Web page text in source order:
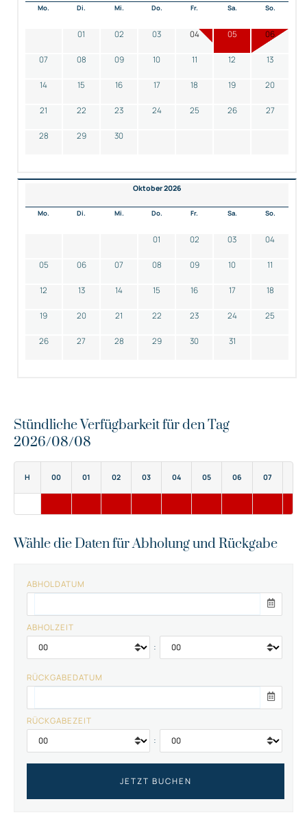
Mo. Di. Mi. Do. Fr. Sa. So.
01 02 03 04 05 06
07 08 09 10 11 12 13
14 15 16 17 18 19 20
21 22 23 24 25 26 27
28 29 30
Oktober 2026
Mo. Di. Mi. Do. Fr. Sa. So.
01 02 03 04
05 06 07 08 09 10 11
12 13 14 15 16 17 18
19 20 21 22 23 24 25
26 27 28 29 30 31
Stündliche Verfügbarkeit für den Tag
2026/08/08
H 00 01 02 03 04 05 06 07
Wähle die Daten für Abholung und Rückgabe
ABHOLDATUM
ABHOLZEIT
:
RÜCKGABEDATUM
RÜCKGABEZEIT
: